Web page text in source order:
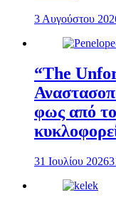
3 Αυγούστου
“The
φως από
31 Ιουλίου 2026